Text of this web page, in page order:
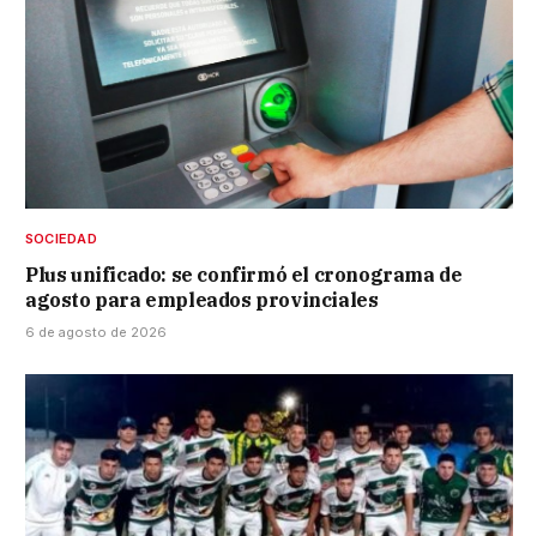
SOCIEDAD
Plus unificado: se confirmó el cronograma de
agosto para empleados provinciales
6 de agosto de 2026